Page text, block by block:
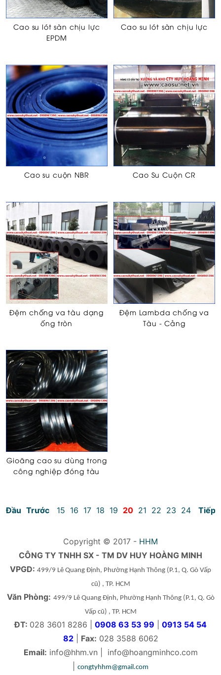
Cao su lót sàn chịu lực
EPDM
Cao su lót sàn chịu lực
Cao su cuộn NBR Cao Su Cuộn CR
Đệm chống va tàu dạng
ống tròn
Đệm Lambda chống va
Tàu - Cảng
Gioăng cao su dùng trong
công nghiệp đóng tàu
Đầu Trước 15 16 17 18 19 20 21 22 23 24 Tiếp
Copyright © 2017 - HHM
CÔNG TY TNHH SX - TM DV HUY HOÀNG MINH
VPGD: 499/9 Lê Quang Định, Phường Hạnh Thông (P.1, Q. Gò Vấp
cũ) , TP. HCM
Văn Phòng: 499/9 Lê Quang Định, Phường Hạnh Thông(P.1, Q. Gò
Vấp cũ) , TP. HCM
ĐT: 028 3601 8286 | 0908 63 53 99
0913 54 54
82| Fax: 028 3588 6062
Email: info@hhm.vn
info@hoangminhco.com
congtyhhm@gmail.com